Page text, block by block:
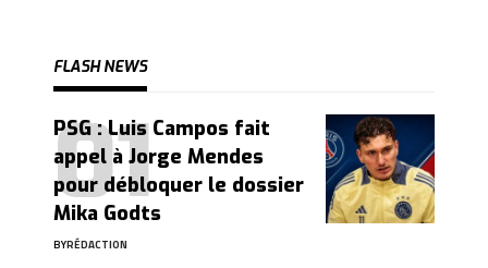
FLASH NEWS
PSG : Luis Campos fait
appel à Jorge Mendes
pour débloquer le dossier
Mika Godts
BYRÉDACTION